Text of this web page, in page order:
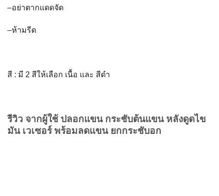
–อย่าตากแดดจัด
–ห้ามรีด
สี : มี 2 สีให้เลือก เนื้อ และ สีดำ
รีวิว จากผู้ใช้ ปลอกแขน กระชับต้นแขน หลังดูดไข
มัน เวเซอร์ พร้อมลดแขน ยกกระชับอก